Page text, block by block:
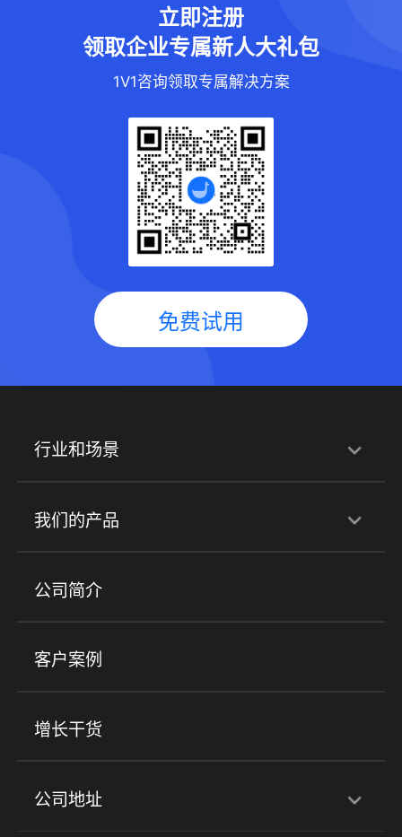
立即注册
领取企业专属新人大礼包
1V1咨询领取专属解决方案
免费试用
行业和场景
行业解决方案
培训机构 职业技能培训 兴趣培训
金融行业
心理机构
我们的产品
产品
小程序商城 ERP 企微SCRM
社群圈子
公司简介
客户案例
增长干货
公司地址